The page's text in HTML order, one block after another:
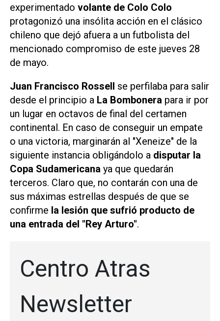
experimentado volante de Colo Colo
protagonizó una insólita acción en el clásico
chileno que dejó afuera a un futbolista del
mencionado compromiso de este jueves 28
de mayo.
Juan Francisco Rossell se perfilaba para salir
desde el principio a La Bombonera para ir por
un lugar en octavos de final del certamen
continental. En caso de conseguir un empate
o una victoria, marginarán al "Xeneize" de la
siguiente instancia obligándolo a disputar la
Copa Sudamericana ya que quedarán
terceros. Claro que, no contarán con una de
sus máximas estrellas después de que se
confirme la lesión que sufrió producto de
una entrada del "Rey Arturo".